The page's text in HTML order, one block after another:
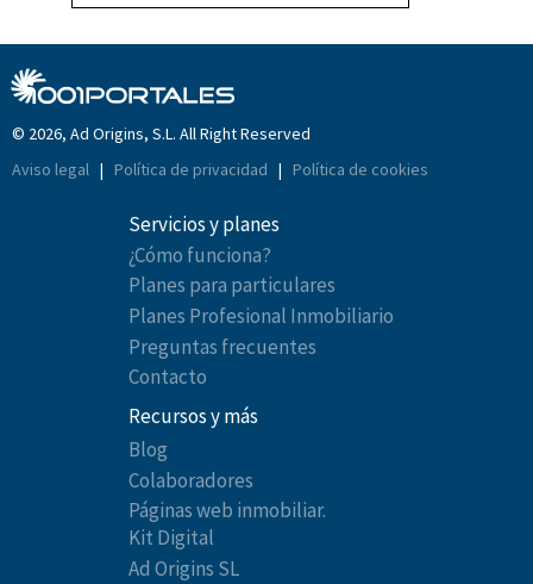
© 2026, Ad Origins, S.L. All Right Reserved
Aviso legal | Política de privacidad | Política de cookies
Servicios y planes
¿Cómo funciona?
Planes para particulares
Planes Profesional Inmobiliario
Preguntas frecuentes
Contacto
Recursos y más
Blog
Colaboradores
Páginas web inmobiliar.
Kit Digital
Ad Origins SL